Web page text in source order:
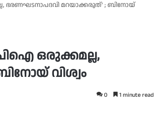
മറയാക്കരുത്’ ; ബിനോയ്
ഒരുക്കമല്ല,
വിശ്വം
0 1 minute read